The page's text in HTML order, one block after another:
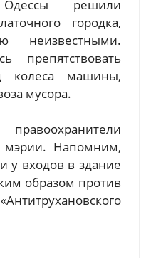
решили
городка,
неизвестными.
препятствовать
колеса машины,
мусора.
мэрии. Напомним,
у входов в здание
образом против